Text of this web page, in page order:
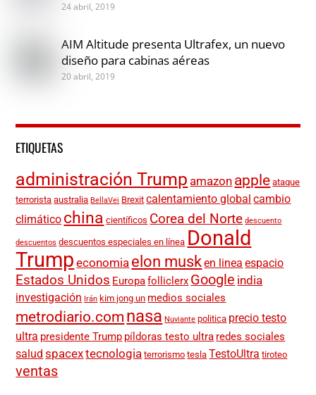
24 abril, 2019
AIM Altitude presenta Ultrafex, un nuevo
diseño para cabinas aéreas
20 abril, 2019
ETIQUETAS
administración Trump amazon apple ataque
terrorista australia BellaVei Brexit calentamiento global cambio
climático china científicos Corea del Norte descuento
descuentos descuentos especiales en línea Donald
Trump economia elon musken linea espacio
Estados Unidos Europafolliclerx Google india
investigación Irán kim jong un medios sociales
metrodiario.com nasa Nuviante politica precio testo
ultra presidente Trump píldoras testo ultra redes sociales
salud spacextecnologia terrorismo tesla TestoUltra tiroteo
ventas